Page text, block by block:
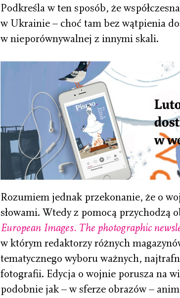
Podkreśla w ten sposób, że
w Ukrainie – choć tam bez wątpienia
w nieporównywalnej z innymi skali.
Rozumiem jednak przekonanie, że o
słowami. Wtedy z pomocą przychodzą
European Images. The photographic
w którym redaktorzy różnych
tematycznego wyboru ważnych,
fotografii. Edycja o wojnie porusza na
podobnie jak – w sferze obrazów –